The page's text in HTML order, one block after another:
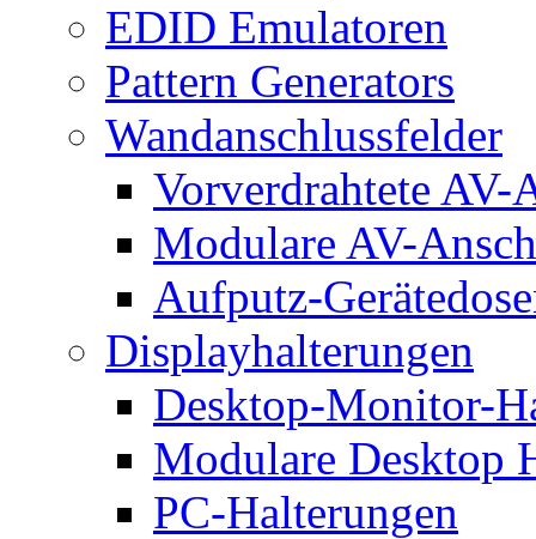
EDID Emulatoren
Pattern Generators
Wandanschlussfelder
Vorverdrahtete AV-
Modulare AV-
Aufputz-
Displayhalterungen
Desktop-Monitor-
Modulare Desktop
PC-Halterungen